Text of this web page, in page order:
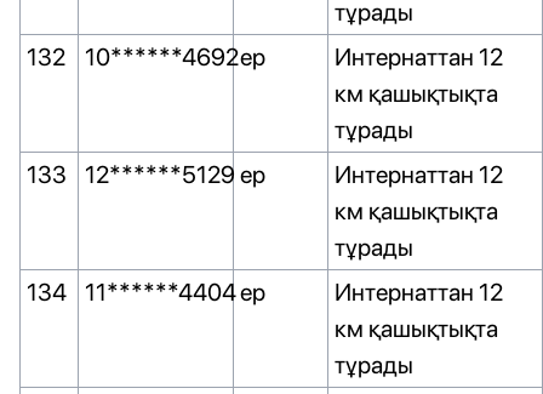
тұрады
132
10******4692ер
Интернаттан 12
км қашықтықта
тұрады
133
12******5129 ер
Интернаттан 12
км қашықтықта
тұрады
134
11******4404ер
Интернаттан 12
км қашықтықта
тұрады